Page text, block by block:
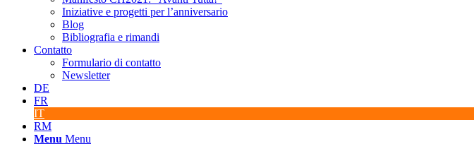
Iniziative e progetti per l’anniversario
Blog
Bibliografia e rimandi
Contatto
Formulario di contatto
Newsletter
DE
FR
IT
RM
Menu Menu